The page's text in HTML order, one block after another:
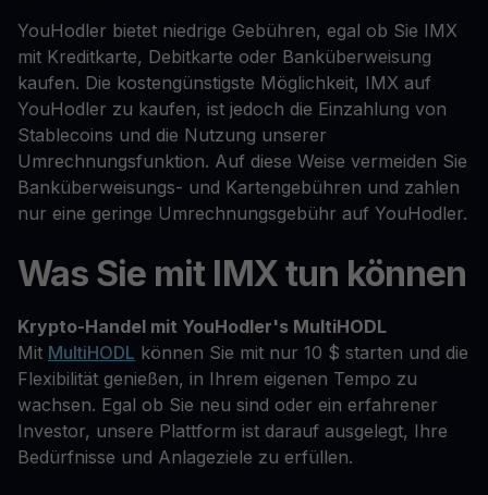
YouHodler bietet niedrige Gebühren, egal ob Sie IMX
mit Kreditkarte, Debitkarte oder Banküberweisung
kaufen. Die kostengünstigste Möglichkeit, IMX auf
YouHodler zu kaufen, ist jedoch die Einzahlung von
Stablecoins und die Nutzung unserer
Umrechnungsfunktion. Auf diese Weise vermeiden Sie
Banküberweisungs- und Kartengebühren und zahlen
nur eine geringe Umrechnungsgebühr auf YouHodler.
Was Sie mit IMX tun können
Krypto-Handel mit YouHodler's MultiHODL
Mit MultiHODL können Sie mit nur 10 $ starten und die
Flexibilität genießen, in Ihrem eigenen Tempo zu
wachsen. Egal ob Sie neu sind oder ein erfahrener
Investor, unsere Plattform ist darauf ausgelegt, Ihre
Bedürfnisse und Anlageziele zu erfüllen.